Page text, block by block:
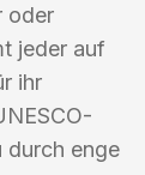
oder
jeder auf
ihr
durch enge